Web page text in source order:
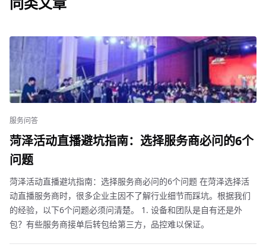
服务问答
菏泽活动直播避坑指南：选择服务商必问的6个
问题
菏泽活动直播避坑指南：选择服务商必问的6个问题 在菏泽选择活
动直播服务商时，很多企业主因不了解行业细节而踩坑。根据我们
的经验，以下6个问题必须问清楚。 1. 设备和团队是自有还是外
包？有些服务商接单后转包给第三方，品控难以保证。